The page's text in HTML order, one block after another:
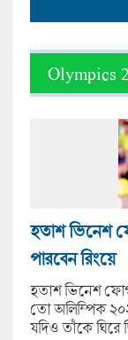
Olympics
হতাশ ভিনেশ
পারবেন রিংয়ে
হতাশ ভিনেশ
তো অলিম্পিক
যদিও তাঁকে ঘিরে